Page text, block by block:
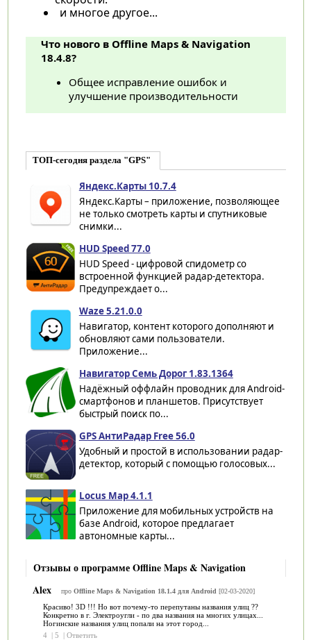
и многое другое...
Что нового в Offline Maps & Navigation
18.4.8?
Общее исправление ошибок и
улучшение производительности
ТОП-сегодня раздела "GPS"
Яндекс.Карты 10.7.4
Яндекс.Карты – приложение, позволяющее
не только смотреть карты и спутниковые
снимки...
HUD Speed 77.0
HUD Speed - цифровой спидометр со
встроенной функцией радар-детектора.
Предупреждает о...
Waze 5.21.0.0
Навигатор, контент которого дополняют и
обновляют сами пользователи.
Приложение...
Навигатор Семь Дорог 1.83.1364
Надёжный оффлайн проводник для Android-
смартфонов и планшетов. Присутствует
быстрый поиск по...
GPS АнтиРадар Free 56.0
Удобный и простой в использовании радар-
детектор, который с помощью голосовых...
Locus Map 4.1.1
Приложение для мобильных устройств на
базе Android, которое предлагает
автономные карты...
Отзывы о программе Offline Maps & Navigation
Alex
про Offline Maps & Navigation 18.1.4 для Android [02-03-2020]
Красиво! 3D !!! Но вот почему-то перепутаны названия улиц ??
Конкретно в г. Электроугли - по два названия на многих улицах...
Ногинские названия улиц попали на этот город...
4
5 Ответить